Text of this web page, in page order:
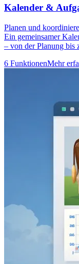
Kalender &
Planen und
Ein gemeinsamer
– von der Planung bis
6 FunktionenMehr